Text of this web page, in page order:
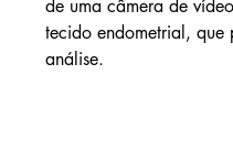
de uma câmera de
tecido endometrial, que
análise.